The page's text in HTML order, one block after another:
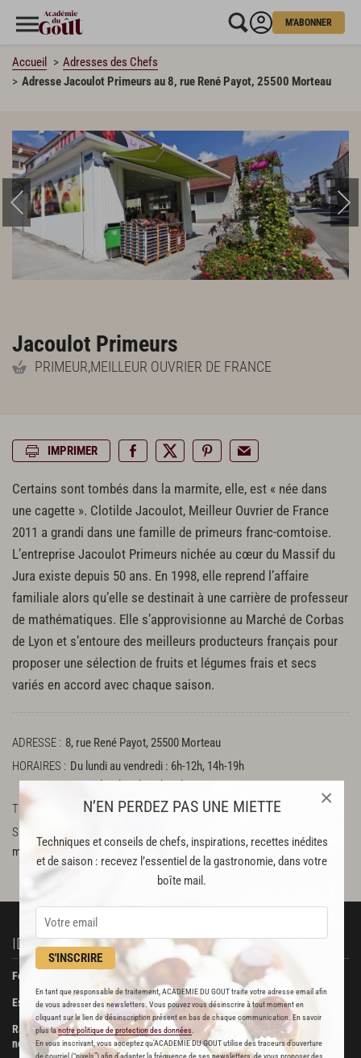
N’EN PERDEZ PAS UNE MIETTE
Techniques et conseils de chefs, inspirations, recettes inédites
et de saison : recevez l’essentiel de la gastronomie, dans votre
boîte mail.
S'INSCRIRE
En tant que responsable de traitement, ACADEMIE DU GOUT traite votre adresse email afin
de vous adresser des newsletters. Vous pouvez vous désinscrire à tout moment en
cliquant sur le lien de désinscription présent en bas de chaque communication. En savoir
plus lanotre politique de protection des données
En vous inscrivant, vous acceptez qu'ACADEMIE DU GOUT utilise des traceurs d’ouverture
de courriel (“pixels”) afin d’adapter la fréquence de ses newsletters, de vous proposer des
×
M'ABONNER
Accueil
Adresses des Chefs
Adresse Jacoulot Primeurs au 8, rue René Payot, 25500 Morteau
Jacoulot Primeurs
PRIMEUR,MEILLEUR OUVRIER DE FRANCE
IMPRIMER
Certains sont tombés dans la marmite, elle, est « née dans
une cagette ». Clotilde Jacoulot, Meilleur Ouvrier de France
2011 a grandi dans une famille de primeurs franc-comtoise.
L’entreprise Jacoulot Primeurs nichée au cœur du Massif du
Jura existe depuis 50 ans. En 1998, elle reprend l’affaire
familiale alors qu’elle se destinait à une carrière de professeur
de mathématiques. Elle s’approvisionne au Marché de Corbas
de Lyon et s’entoure des meilleurs producteurs français pour
proposer une sélection de fruits et légumes frais et secs
variés en accord avec chaque saison.
ADRESSE
8, rue René Payot, 25500 Morteau
HORAIRES
Du lundi au vendredi : 6h-12h, 14h-19h
Samedi : 6h-12h, 14h-17h
TÉLÉPHONE
0381672617
SUR LE WEB
morteau-doubs-franche-comte-site-officiel.php
IDÉES RECETTES
Foie gras de canard confit
Escalopes de foie gras poêlées
Ravioli de foie gras aux truffes
noires
À DÉCOUVRIR
Beurre Bordier
La Pâtisserie des Rêves
Boucherie Metzger et André